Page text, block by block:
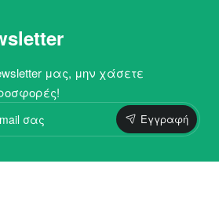
μας, μην χάσετε
Εγγραφή